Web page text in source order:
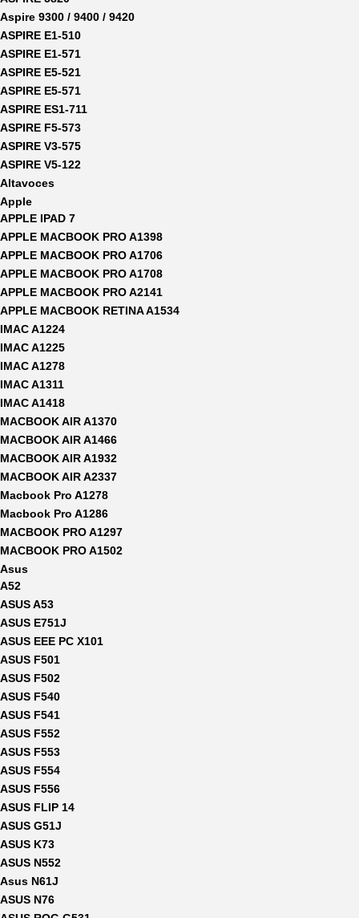
Aspire 9300 / 9400 / 9420
ASPIRE E1-510
ASPIRE E1-571
ASPIRE E5-521
ASPIRE E5-571
ASPIRE ES1-711
ASPIRE F5-573
ASPIRE V3-575
ASPIRE V5-122
Altavoces
Apple
APPLE IPAD 7
APPLE MACBOOK PRO A1398
APPLE MACBOOK PRO A1706
APPLE MACBOOK PRO A1708
APPLE MACBOOK PRO A2141
APPLE MACBOOK RETINA A1534
IMAC A1224
IMAC A1225
IMAC A1278
IMAC A1311
IMAC A1418
MACBOOK AIR A1370
MACBOOK AIR A1466
MACBOOK AIR A1932
MACBOOK AIR A2337
Macbook Pro A1278
Macbook Pro A1286
MACBOOK PRO A1297
MACBOOK PRO A1502
Asus
A52
ASUS A53
ASUS E751J
ASUS EEE PC X101
ASUS F501
ASUS F502
ASUS F540
ASUS F541
ASUS F552
ASUS F553
ASUS F554
ASUS F556
ASUS FLIP 14
ASUS G51J
ASUS K73
ASUS N552
Asus N61J
ASUS N76